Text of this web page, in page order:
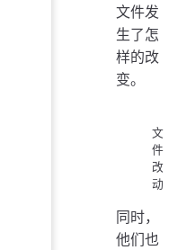
文件发
生了怎
样的改
变。
文
件
改
动
同时，
他们也